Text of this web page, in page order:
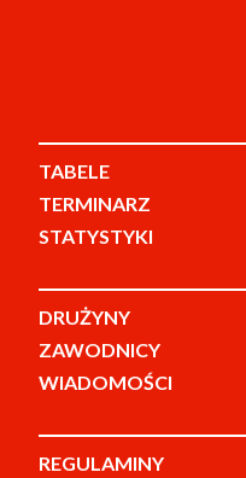
TABELE
TERMINARZ
STATYSTYKI
DRUŻYNY
ZAWODNICY
WIADOMOŚCI
REGULAMINY